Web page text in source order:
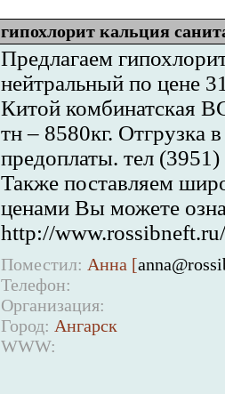
гипохлорит кальция
Предлагаем
нейтральный по цене
Китой комбинатская
тн – 8580кг. Отгрузка
предоплаты. тел
Также поставляем
ценами Вы можете
http://
Поместил: Анна [
Телефон:
Организация:
Город: Ангарск
WWW: